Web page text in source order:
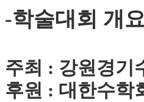
-학술대회 개
주최 : 강원경기
후원 : 대한수학